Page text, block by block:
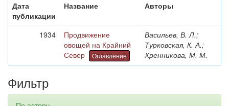
Дата
публикации
Название Авторы
1934
Продвижение
овощей на Крайний
Север
Оглавление
Васильев, В. Л.;
Турковская, К. А.;
Хренникова, М. М.
Фильтр